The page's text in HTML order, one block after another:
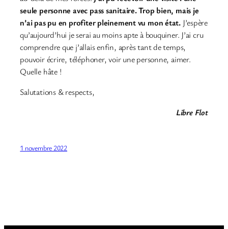
seule personne avec pass sanitaire. Trop bien, mais je
n’ai pas pu en profiter pleinement vu mon état. J’espère
qu’aujourd’hui je serai au moins apte à bouquiner. J’ai cru
comprendre que j’allais enfin, après tant de temps,
pouvoir écrire, téléphoner, voir une personne, aimer.
Quelle hâte !
Salutations & respects,
Libre Flot
1 novembre 2022